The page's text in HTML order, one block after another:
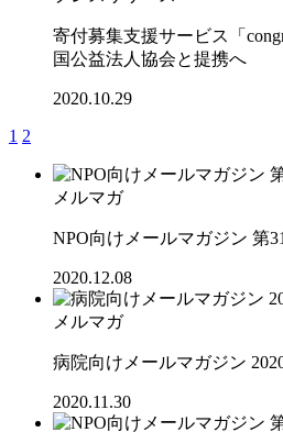
寄付募集支援サービス「
国公益法人協会と提携へ
2020.10.29
1 2
メルマガ
NPO向けメールマガジン 第
2020.12.08
メルマガ
病院向けメールマガジン
2020.11.30